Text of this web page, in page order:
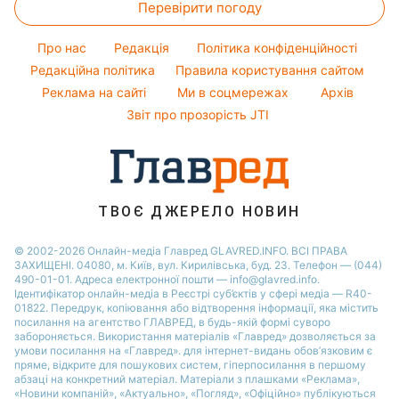
Потап
Поради від Андре Тана
Новини Сум
Новини Дніпра
Новини Черкаси
Новини Тернополя
Новини Житомира
Тести по картинці
Оптичні ілюзії
Народні прикмети
Усе про шоу-бізнес
Перевірити погоду
Про нас Редакція
Політика конфіденційності
Редакційна політика
Правила користування сайтом
Реклама на сайті
Ми в соцмережах
Архів
Звіт про прозорість JTI
ТВОЄ ДЖЕРЕЛО НОВИН
© 2002-2026 Онлайн-медіа Главред GLAVRED.INFO. ВСІ ПРАВА
ЗАХИЩЕНІ. 04080, м. Київ, вул. Кирилівська, буд. 23. Телефон — (044)
490-01-01. Адреса електронної пошти — info@glavred.info.
Ідентифікатор онлайн-медіа в Реєстрі суб’єктів у сфері медіа — R40-
01822. Передрук, копіювання або відтворення інформації, яка містить
посилання на агентство ГЛАВРЕД, в будь-якій формi суворо
забороняється. Використання матеріалів «Главред» дозволяється за
умови посилання на «Главред». для інтернет-видань обов’язковим є
пряме, відкрите для пошукових систем, гіперпосилання в першому
абзаці на конкретний матеріал. Матеріали з плашками «Реклама»,
«Новини компаній», «Актуально», «Погляд», «Офіційно» публікуються